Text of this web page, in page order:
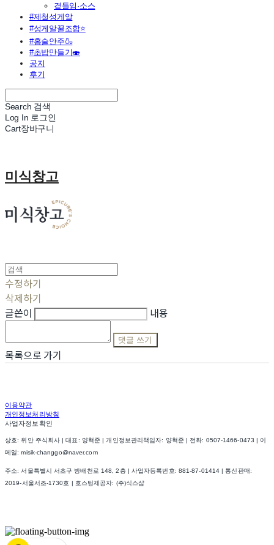
곁들임·소스
#제철성게알
#성게알꿀조합⭐
#홈술안주🍶
#초밥만들기🍣
공지
후기
Search 검색
Log In 로그인
Cart장바구니
미식창고
수정하기
삭제하기
글쓴이
내용
댓글 쓰기
목록으로 가기
이용약관
개인정보처리방침
사업자정보확인
상호: 위안 주식회사 | 대표: 양혁준 | 개인정보관리책임자: 양혁준 | 전화: 0507-1466-0473 | 이
메일: misik-changgo@naver.com
주소: 서울특별시 서초구 방배천로 148, 2층 | 사업자등록번호: 881-87-01414 | 통신판매:
2019-서울서초-1730호
| 호스팅제공자: (주)식스샵